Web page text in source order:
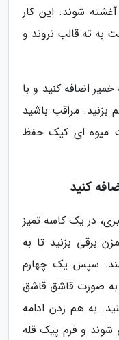
شوند. این کار
به ته قالب نروند و
اضافه کنید و با
مراقب باشید
میوه ای کیک حفظ
کنید
در یک کاسه تمیز
برقی بزنید تا به
سپس یک چهارم
به صورت قاشق قاشق
به هم زدن ادامه
و فرم پیک قله